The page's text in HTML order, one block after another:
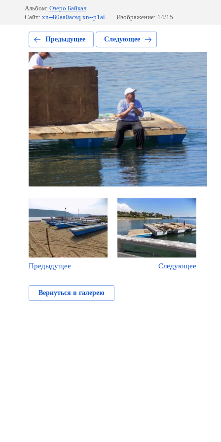
Альбом: Озеро Байкал
Сайт: xn--80aa0acsq.xn--p1ai Изображение: 14/15
Предыдущее Следующее
Предыдущее Следующее
Вернуться в галерею